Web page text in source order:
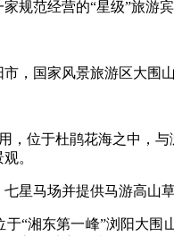
规范经营的“星级”旅游
，国家风景旅游区大围
，位于杜鹃花海之中，
。
星马场并提供马游高山
“湘东第一峰”浏阳大